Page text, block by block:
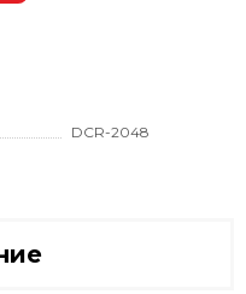
DCR-2048